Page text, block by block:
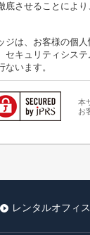
底させることによ
ジは、お客様の個
セキュリティシス
います。
的
、お客様からのお
個人情報はご提供
るサービスを行な
することが必要で
本
お
レンタルオフィ